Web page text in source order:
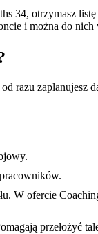
34, otrzymasz
i można do
razu zaplanujesz
W ofercie
przełożyć